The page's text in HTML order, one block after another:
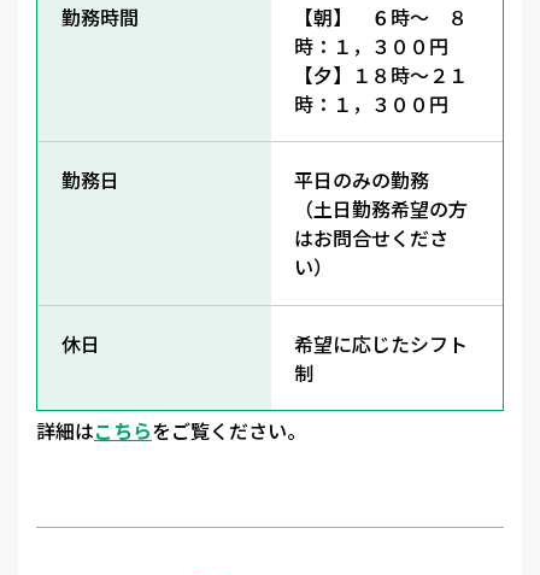
勤務時間
【朝】 ６時～ ８
時：１，３００円
【夕】１８時～２１
時：１，３００円
勤務日
平日のみの勤務
（土日勤務希望の方
はお問合せくださ
い）
休日
希望に応じたシフト
制
詳細はこちらをご覧ください。